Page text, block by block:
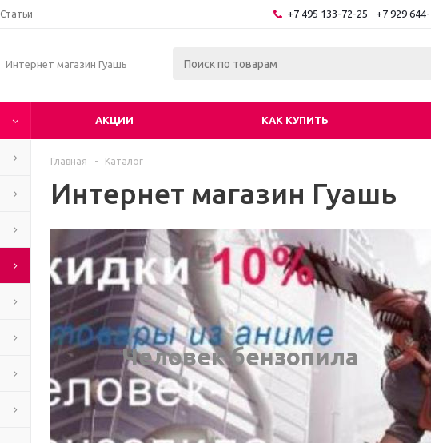
Статьи +7 495 133-72-25 +7 929
Интернет магазин Гуашь
АКЦИИ КАК КУПИТЬ
Главная - Каталог
Интернет магазин Гуашь
Человек бензопила